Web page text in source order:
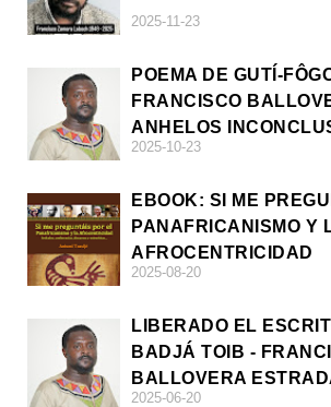
2025-11-23
POEMA DE GUTÍ-
FRANCISCO
ANHELOS
2025-10-23
EBOOK: SI ME
PANAFRICANISMO Y
AFROCENTRICIDAD
2025-08-20
LIBERADO EL
BADJÁ TOIB -
BALLOVERA
2025-06-20